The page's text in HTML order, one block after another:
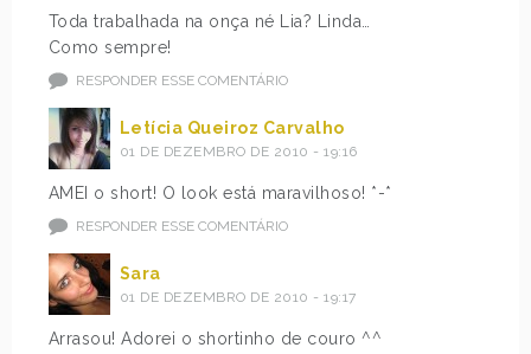
Toda trabalhada na onça né Lia? Linda…
Como sempre!
RESPONDER ESSE COMENTÁRIO
Letícia Queiroz Carvalho
01 DE DEZEMBRO DE 2010 - 19:16
AMEI o short! O look está maravilhoso! *-*
RESPONDER ESSE COMENTÁRIO
Sara
01 DE DEZEMBRO DE 2010 - 19:17
Arrasou! Adorei o shortinho de couro ^^